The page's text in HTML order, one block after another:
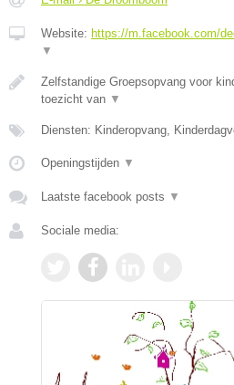
Website: https://m.facebook.com/
▼
Zelfstandige Groepsopvang voor
toezicht van ▼
Diensten: Kinderopvang,
Openingstijden ▼
Laatste facebook posts ▼
Sociale media: